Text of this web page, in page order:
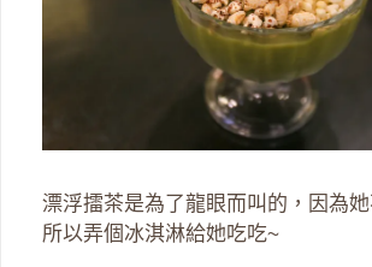
漂浮擂茶是為了龍眼而叫的，因為她
所以弄個冰淇淋給她吃吃~